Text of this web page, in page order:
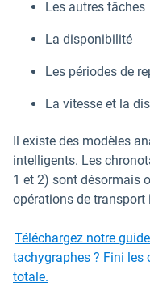
Les autres tâches
La disponibilité
Les périodes de
La vitesse et la
Il existe des modèles
intelligents. Les
1 et 2) sont désormais
opérations de transport
Téléchargez notre
tachygraphes ? Fini les
totale.